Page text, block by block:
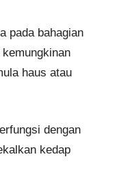
pada bahagian
haus atau
dengan
kedap